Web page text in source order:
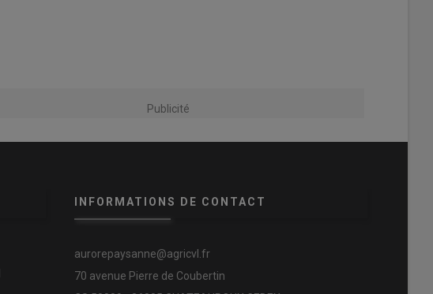
Publicité
INFORMATIONS DE CONTACT
aurorepaysanne@agricvl.fr
70 avenue Pierre de Coubertin